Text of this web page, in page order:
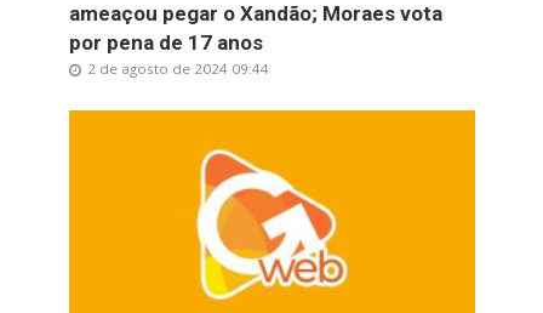
ameaçou pegar o Xandão; Moraes vota
por pena de 17 anos
2 de agosto de 2024 09:44